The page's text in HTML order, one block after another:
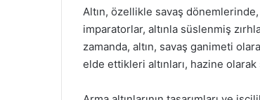
Altın, özellikle savaş
imparatorlar, altınla süslenmiş
zamanda, altın, savaş ganimeti
elde ettikleri altınları, hazine olarak